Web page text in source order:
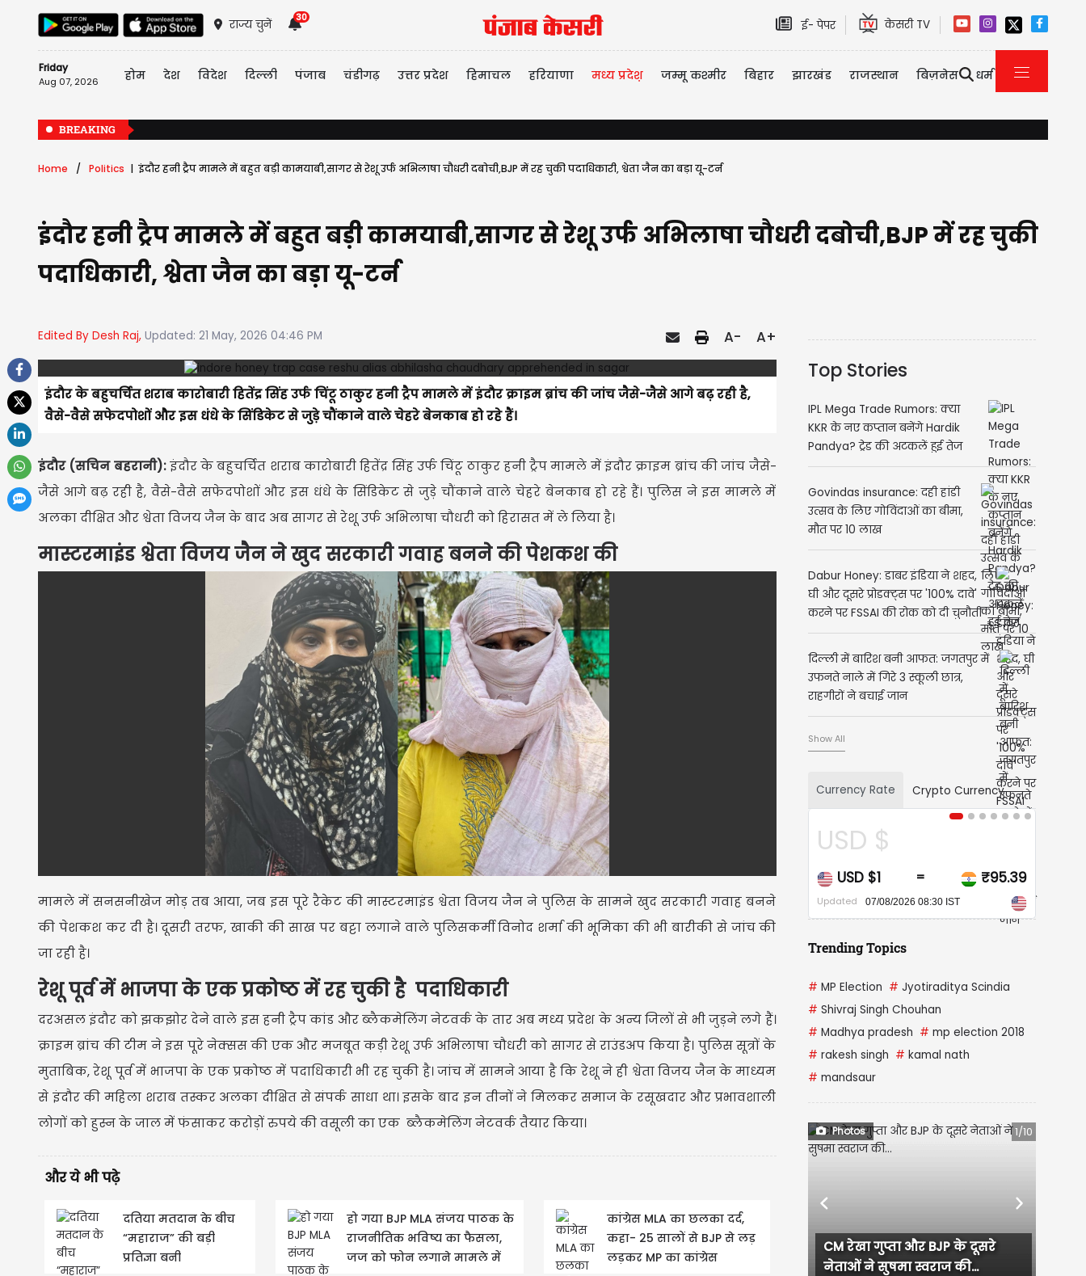
राज्य चुनें
30
ई- पेपर केसरी TV
Friday
Aug 07, 2026 होम देश विदेश दिल्ली पंजाब चंडीगढ़ उत्तर प्रदेश हिमाचल हरियाणा मध्य प्रदेश़ जम्मू कश्मीर बिहार झारखंड राजस्थान बिज़नेस धर्म
BREAKING
Home Politics इंदौर हनी ट्रैप मामले में बहुत बड़ी कामयाबी,सागर से रेशू उर्फ अभिलाषा चौधरी दबोची,BJP में रह चुकी पदाधिकारी, श्वेता जैन का बड़ा यू-टर्न
इंदौर हनी ट्रैप मामले में बहुत बड़ी कामयाबी,सागर से रेशू उर्फ अभिलाषा चौधरी दबोची,BJP में रह चुकी
पदाधिकारी, श्वेता जैन का बड़ा यू-टर्न
Edited By Desh Raj, Updated: 21 May, 2026 04:46 PM A- A+
इंदौर के बहुचर्चित शराब कारोबारी हितेंद्र सिंह उर्फ चिंटू ठाकुर हनी ट्रैप मामले में इंदौर क्राइम ब्रांच की जांच जैसे-जैसे आगे बढ़ रही है,
वैसे-वैसे सफेदपोशों और इस धंधे के सिंडिकेट से जुड़े चौंकाने वाले चेहरे बेनकाब हो रहे हैं।
इंदौर (सचिन बहरानी):इंदौर के बहुचर्चित शराब कारोबारी हितेंद्र सिंह उर्फ चिंटू ठाकुर हनी ट्रैप मामले में इंदौर क्राइम ब्रांच की जांच जैसे-
जैसे आगे बढ़ रही है, वैसे-वैसे सफेदपोशों और इस धंधे के सिंडिकेट से जुड़े चौंकाने वाले चेहरे बेनकाब हो रहे हैं। पुलिस ने इस मामले में
अलका दीक्षित और श्वेता विजय जैन के बाद अब सागर से रेशू उर्फ अभिलाषा चौधरी को हिरासत में ले लिया है।
मास्टरमाइंड श्वेता विजय जैन ने खुद सरकारी गवाह बनने की पेशकश की
मामले में सनसनीखेज मोड़ तब आया, जब इस पूरे रैकेट की मास्टरमाइंड श्वेता विजय जैन ने पुलिस के सामने खुद सरकारी गवाह बनने
की पेशकश कर दी है। दूसरी तरफ, खाकी की साख पर बट्टा लगाने वाले पुलिसकर्मी विनोद शर्मा की भूमिका की भी बारीकी से जांच की
जा रही है।
रेशू पूर्व में भाजपा के एक प्रकोष्ठ में रह चुकी है पदाधिकारी
दरअसल इंदौर को झकझोर देने वाले इस हनी ट्रैप कांड और ब्लैकमेलिंग नेटवर्क के तार अब मध्य प्रदेश के अन्य जिलों से भी जुड़ने लगे हैं।
क्राइम ब्रांच की टीम ने इस पूरे नेक्सस की एक और मजबूत कड़ी रेशू उर्फ अभिलाषा चौधरी को सागर से राउंडअप किया है। पुलिस सूत्रों के
मुताबिक, रेशू पूर्व में भाजपा के एक प्रकोष्ठ में पदाधिकारी भी रह चुकी है। जांच में सामने आया है कि रेशू ने ही श्वेता विजय जैन के माध्यम
से इंदौर की महिला शराब तस्कर अलका दीक्षित से संपर्क साधा था। इसके बाद इन तीनों ने मिलकर समाज के रसूखदार और प्रभावशाली
लोगों को हुस्न के जाल में फंसाकर करोड़ों रुपये की वसूली का एक ब्लैकमेलिंग नेटवर्क तैयार किया।
और ये भी पढ़े
दतिया मतदान के बीच
“महाराज” की बड़ी
प्रतिज्ञा बनी
हो गया BJP MLA संजय पाठक के
राजनीतिक भविष्य का फैसला,
जज को फोन लगाने मामले में
कांग्रेस MLA का छलका दर्द,
कहा- 25 सालों से BJP से लड़
लड़कर MP का कांग्रेस
Top Stories
IPL Mega Trade Rumors: क्या
KKR के नए कप्तान बनेंगे Hardik
Pandya? ट्रेड की अटकलें हुई तेज
Govindas insurance: दही हांडी
उत्सव के लिए गोविंदाओं का बीमा,
मौत पर 10 लाख
Dabur Honey: डाबर इंडिया ने शहद,
घी और दूसरे प्रोडक्ट्स पर '100% दावे'
करने पर FSSAI की रोक को दी चुनौती
दिल्ली में बारिश बनी आफत: जगतपुर में
उफनते नाले में गिरे 3 स्कूली छात्र,
राहगीरों ने बचाई जान
Show All
Currency Rate Crypto Currency
USD $
USD $1 = ₹95.39
Updated 07/08/2026 08:30 IST
CAD $
CAD $1 = ₹68.04
Updated 07/08/2026 08:30 IST
Trending Topics
# MP Election # Jyotiraditya Scindia
# Shivraj Singh Chouhan
# Madhya pradesh # mp election 2018
# rakesh singh # kamal nath
# mandsaur
Photos 1/10
CM रेखा गुप्ता और BJP के दूसरे
नेताओं ने सुषमा स्वराज की...
CM रेखा गुप्ता का जन सेवा सदन में
जनता से सीधा संवाद, हर...
Previous Next